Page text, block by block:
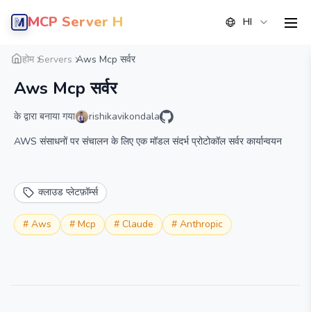
MCP Server Hub HI
होम Servers Aws Mcp सर्वर
Aws Mcp सर्वर
के द्वारा बनाया गया
rishikavikondala
AWS संसाधनों पर संचालन के लिए एक मॉडल संदर्भ प्रोटोकॉल सर्वर कार्यान्वयन
क्लाउड प्लेटफ़ॉर्म्स
# Aws # Mcp # Claude # Anthropic
सारांश